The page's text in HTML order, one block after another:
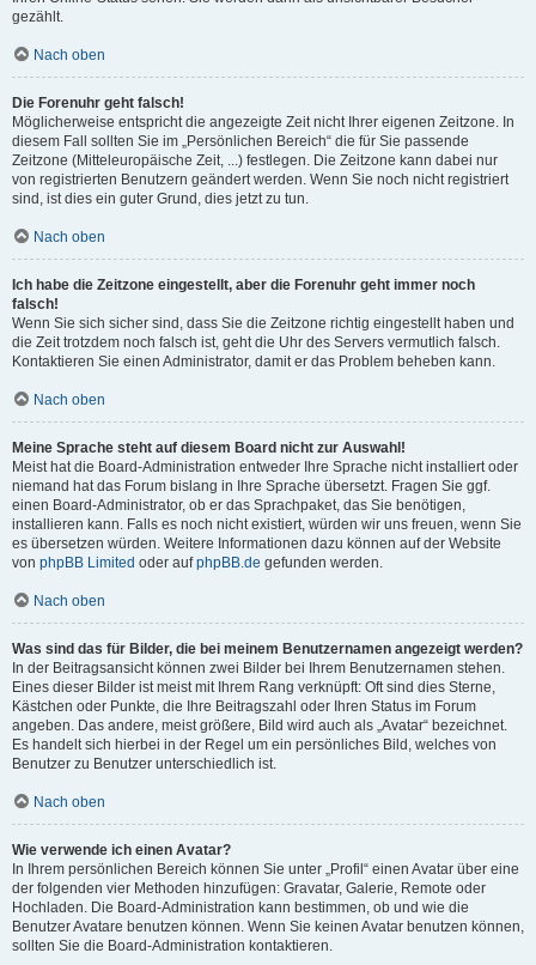
gezählt.
Nach oben
Die Forenuhr geht falsch!
Möglicherweise entspricht die angezeigte Zeit nicht Ihrer eigenen Zeitzone. In
diesem Fall sollten Sie im „Persönlichen Bereich“ die für Sie passende
Zeitzone (Mitteleuropäische Zeit, ...) festlegen. Die Zeitzone kann dabei nur
von registrierten Benutzern geändert werden. Wenn Sie noch nicht registriert
sind, ist dies ein guter Grund, dies jetzt zu tun.
Nach oben
Ich habe die Zeitzone eingestellt, aber die Forenuhr geht immer noch
falsch!
Wenn Sie sich sicher sind, dass Sie die Zeitzone richtig eingestellt haben und
die Zeit trotzdem noch falsch ist, geht die Uhr des Servers vermutlich falsch.
Kontaktieren Sie einen Administrator, damit er das Problem beheben kann.
Nach oben
Meine Sprache steht auf diesem Board nicht zur Auswahl!
Meist hat die Board-Administration entweder Ihre Sprache nicht installiert oder
niemand hat das Forum bislang in Ihre Sprache übersetzt. Fragen Sie ggf.
einen Board-Administrator, ob er das Sprachpaket, das Sie benötigen,
installieren kann. Falls es noch nicht existiert, würden wir uns freuen, wenn Sie
es übersetzen würden. Weitere Informationen dazu können auf der Website
von phpBB Limited oder aufphpBB.de gefunden werden.
Nach oben
Was sind das für Bilder, die bei meinem Benutzernamen angezeigt werden?
In der Beitragsansicht können zwei Bilder bei Ihrem Benutzernamen stehen.
Eines dieser Bilder ist meist mit Ihrem Rang verknüpft: Oft sind dies Sterne,
Kästchen oder Punkte, die Ihre Beitragszahl oder Ihren Status im Forum
angeben. Das andere, meist größere, Bild wird auch als „Avatar“ bezeichnet.
Es handelt sich hierbei in der Regel um ein persönliches Bild, welches von
Benutzer zu Benutzer unterschiedlich ist.
Nach oben
Wie verwende ich einen Avatar?
In Ihrem persönlichen Bereich können Sie unter „Profil“ einen Avatar über eine
der folgenden vier Methoden hinzufügen: Gravatar, Galerie, Remote oder
Hochladen. Die Board-Administration kann bestimmen, ob und wie die
Benutzer Avatare benutzen können. Wenn Sie keinen Avatar benutzen können,
sollten Sie die Board-Administration kontaktieren.